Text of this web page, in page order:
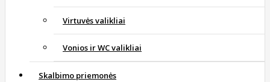
Virtuvės valikliai
Vonios ir WC valikliai
Skalbimo priemonės